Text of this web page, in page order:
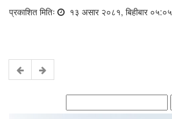
प्रकाशित मितिः १३ असार २०८१, बिहीबार ०५:०५
for: